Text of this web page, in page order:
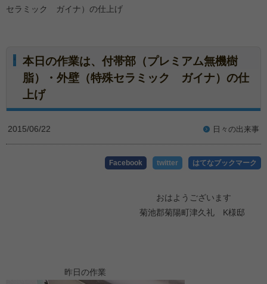
セラミック ガイナ）の仕上げ
本日の作業は、付帯部（プレミアム無機樹
脂）・外壁（特殊セラミック ガイナ）の仕
上げ
2015/06/22 日々の出来事
Facebook twitter はてなブックマーク
おはようございます
菊池郡菊陽町津久礼 K様邸
昨日の作業